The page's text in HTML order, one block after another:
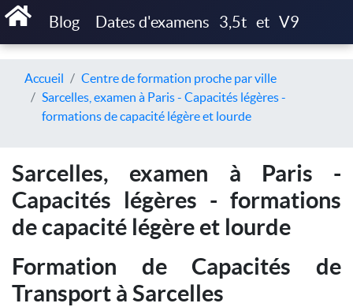
Blog Dates d'examens 3,5t et V9
Accueil
Centre de formation proche par ville
Sarcelles, examen à Paris - Capacités légères -
formations de capacité légère et lourde
Sarcelles, examen à Paris -
Capacités légères - formations
de capacité légère et lourde
Formation de Capacités de
Transport à Sarcelles